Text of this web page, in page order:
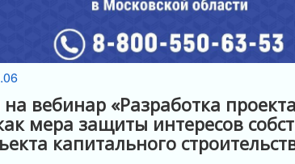
вебинар «Разработка
мера защиты интересов
капитального